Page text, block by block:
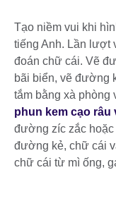
Tạo niềm vui khi
tiếng Anh. Lần lượt
đoán chữ cái. Vẽ
bãi biển, vẽ đường
tắm bằng xà phòng
phun kem cạo râu
đường zíc zắc hoặc
đường kẻ, chữ cái
chữ cái từ mì ống,